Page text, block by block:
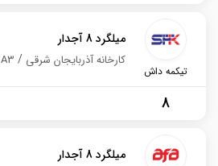
تیکمه داش
میلگرد 8 آجدار
A3 کارخانه آذربایجان شرقی
8
میلگرد 8 آجدار